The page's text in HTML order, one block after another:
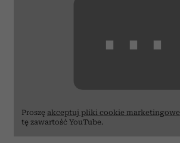
⋯
Proszę akceptuj pliki cookie marketingowe
tę zawartość YouTube.